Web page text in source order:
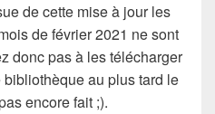
de cette mise à jour les
de février 2021 ne sont
donc pas à les télécharger
au plus tard le
encore fait ;).